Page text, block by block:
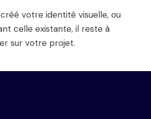
votre identité visuelle, ou
celle existante, il reste à
sur votre projet.